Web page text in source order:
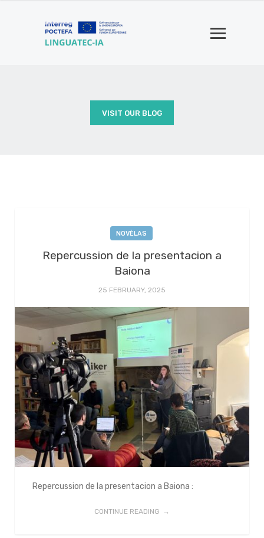
VISIT OUR BLOG
NOVÈLAS
Repercussion de la presentacion a
Baiona
25 FEBRUARY, 2025
Repercussion de la presentacion a Baiona :
CONTINUE READING